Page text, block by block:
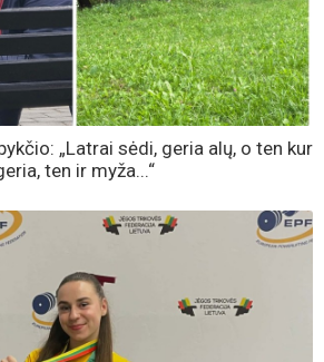
„Latrai sėdi, geria alų, o ten kur
ten ir myža...“